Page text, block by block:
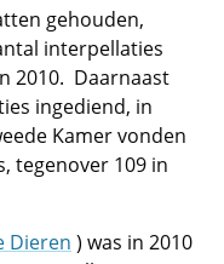
gehouden,
interpellaties
2010. Daarnaast
ingediend, in
Kamer vonden
tegenover 109 in
Dieren ) was in 2010